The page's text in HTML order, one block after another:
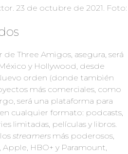
23 de octubre de 2021.
Three Amigos, asegura, será
y Hollywood, desde
orden (donde también
más comerciales, como
será una plataforma para
cualquier formato: podcasts,
limitadas, películas y libros.
streamers más poderosos,
HBO+ y Paramount,